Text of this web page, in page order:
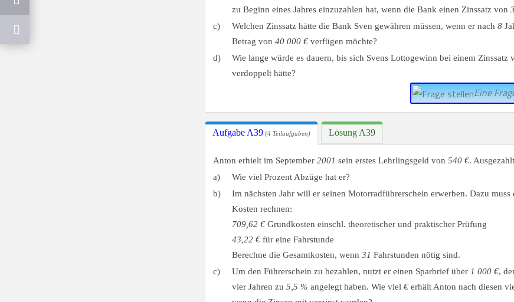
zu Beginn eines Jahres einzuzahlen hat, wenn die Bank einen Zinssatz von
c)
Welchen Zinssatz hätte die Bank Sven gewähren müssen, wenn er nach 8
Betrag von 40 000 € verfügen möchte?
d)
Wie lange würde es dauern, bis sich Svens Lottogewinn bei einem Zinssatz
verdoppelt hätte?
Eine
Aufgabe A39 (4 Teilaufgaben) Lösung A39
Anton erhielt im September 2001 sein erstes Lehrlingsgeld von 540 €.
a)
Wie viel Prozent Abzüge hat er?
b)
Im nächsten Jahr will er seinen Motorradführerschein erwerben. Dazu muss
Kosten rechnen:
709,62 € Grundkosten einschl. theoretischer und praktischer Prüfung
43,22 € für eine Fahrstunde
Berechne die Gesamtkosten, wenn 31 Fahrstunden nötig sind.
c)
Um den Führerschein zu bezahlen, nutzt er einen Sparbrief über 1 000 €,
vier Jahren zu 5,5 % angelegt haben. Wie viel € erhält Anton nach diesen